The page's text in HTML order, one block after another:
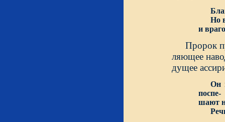
Но
и
Пророк
ляющее
дущее
Он
поспе-
шают